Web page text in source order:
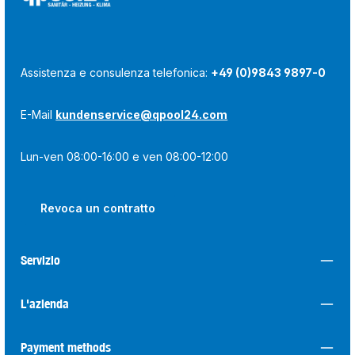
Assistenza e consulenza telefonica: +49 (0)9843 9897-0
E-Mail kundenservice@qpool24.com
Lun-ven 08:00-16:00 e ven 08:00-12:00
Revoca un contratto
Servizio
L'azienda
Payment methods